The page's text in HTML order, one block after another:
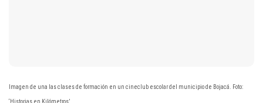
Imagen de una las clases de formación en un cineclub escolar del municipio de Bojacá. Foto:
‘Historias en Kilómetros’.